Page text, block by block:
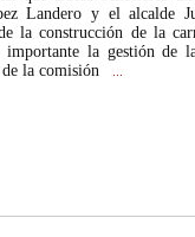
Landero y el alcalde
la construcción de la
la gestión de
la comisión